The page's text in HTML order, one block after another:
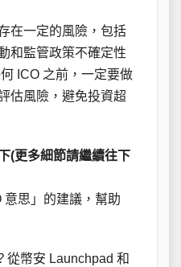
在一定的風險，包括
和監管政策不確定性
ICO 之前，一定要做
估風險，避免投資超
(更多細節請繼續往下
思」的建議，幫助
從幣安 Launchpad 和